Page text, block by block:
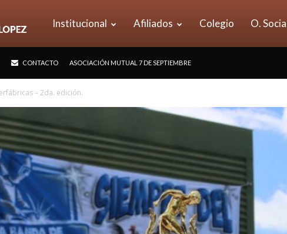
UOM
López
Institucional Afiliados Colegio O.
CONTACTO ASOCIACIÓN MUTUAL 7 DE SEPTIEMBRE
– 2da. edición.